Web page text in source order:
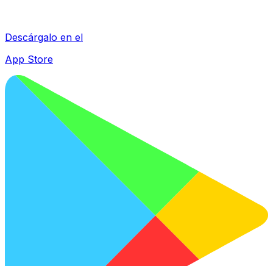
Descárgalo en el
App Store